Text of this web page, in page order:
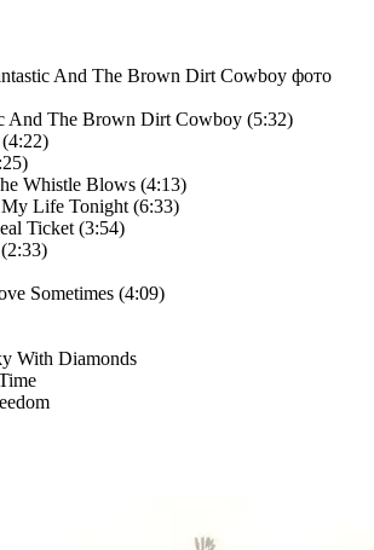
And The Brown Dirt Cowboy (5:32)
Whistle Blows (4:13)
My Life Tonight (6:33)
Ticket (3:54)
Sometimes (4:09)
With Diamonds